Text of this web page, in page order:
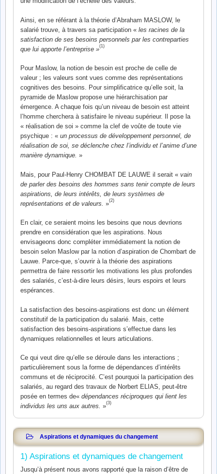
Ainsi, en se référant à la théorie d’Abraham MASLOW, le
salarié trouve, à travers sa participation « les racines de la
satisfaction de ses besoins personnels par les contreparties
que lui apporte l’entreprise »(1)
Pour Maslow, la notion de besoin est proche de celle de
valeur ; les valeurs sont vues comme des représentations
cognitives des besoins. Pour simplificatrice qu’elle soit, la
pyramide de Maslow propose une hiérarchisation par
émergence. A chaque fois qu’un niveau de besoin est atteint
l’homme cherchera à satisfaire le niveau supérieur. Il pose la
« réalisation de soi » comme la clef de voûte de toute vie
psychique : « un processus de développement personnel, de
réalisation de soi, se déclenche chez l’individu et l’anime d’une
manière dynamique. »
Mais, pour Paul-Henry CHOMBAT DE LAUWE il serait « vain
de parler des besoins des hommes sans tenir compte de leurs
aspirations, de leurs intérêts, de leurs systèmes de
représentations et de valeurs. »(2)
En clair, ce seraient moins les besoins que nous devrions
prendre en considération que les aspirations. Nous
envisageons donc compléter immédiatement la notion de
besoin selon Maslow par la notion d’aspiration de Chombart de
Lauwe. Parce-que, s’ouvrir à la théorie des aspirations
permettra de faire ressortir les motivations les plus profondes
des salariés, c’est-à-dire leurs désirs, leurs espoirs et leurs
espérances.
La satisfaction des besoins-aspirations est donc un élément
constitutif de la participation du salarié. Mais, cette
satisfaction des besoins-aspirations s’effectue dans les
dynamiques relationnelles et leurs articulations.
Ce qui veut dire qu’elle se déroule dans les interactions ;
particulièrement sous la forme de dépendances d’intérêts
communs et de réciprocité. C’est pourquoi la participation des
salariés, au regard des travaux de Norbert ELIAS, peut-être
posée en termes de« dépendances réciproques qui lient les
individus les uns aux autres. »(3)
Aspirations et dynamiques du changement
1) Aspirations et dynamiques de changement
Jusqu’à présent nous avons rapporté que la raison d’être de